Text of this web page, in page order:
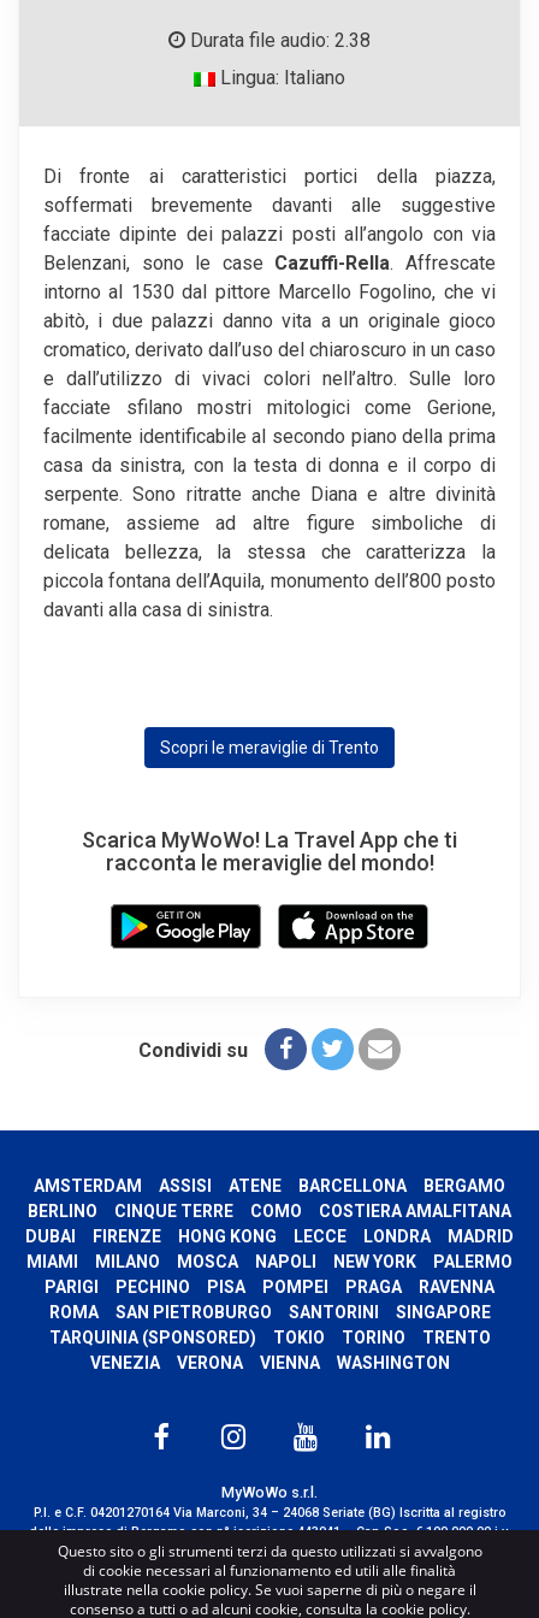
Durata file audio: 2.38
Lingua: Italiano
Di fronte ai caratteristici portici della piazza,
soffermati brevemente davanti alle suggestive
facciate dipinte dei palazzi posti all’angolo con via
Belenzani, sono le case Cazuffi-Rella. Affrescate
intorno al 1530 dal pittore Marcello Fogolino, che vi
abitò, i due palazzi danno vita a un originale gioco
cromatico, derivato dall’uso del chiaroscuro in un caso
e dall’utilizzo di vivaci colori nell’altro. Sulle loro
facciate sfilano mostri mitologici come Gerione,
facilmente identificabile al secondo piano della prima
casa da sinistra, con la testa di donna e il corpo di
serpente. Sono ritratte anche Diana e altre divinità
romane, assieme ad altre figure simboliche di
delicata bellezza, la stessa che caratterizza la
piccola fontana dell’Aquila, monumento dell’800 posto
davanti alla casa di sinistra.
Scopri le meraviglie di Trento
Scarica MyWoWo! La Travel App che ti
racconta le meraviglie del mondo!
Condividi su
AMSTERDAM ASSISI ATENE BARCELLONA
BERGAMO
BERLINO
CINQUE TERRE COMO
COSTIERA AMALFITANA
DUBAI
FIRENZE HONG KONG LECCE LONDRA
MADRID
MIAMI
MILANO MOSCA NAPOLI NEW YORK
PALERMO
PARIGI
PECHINO PISA POMPEI PRAGA
RAVENNA
ROMA
SAN PIETROBURGO SANTORINI
SINGAPORE
TARQUINIA (SPONSORED)
TOKIO TORINO
TRENTO
VENEZIA
VERONA VIENNA WASHINGTON
MyWoWo s.r.l.
P.I. e C.F. 04201270164 Via Marconi, 34 – 24068 Seriate (BG) Iscritta al registro
delle imprese di Bergamo con n° iscrizione 443941 – Cap.Soc. € 100.000,00 i.v.
TERMS AND CONDITIONS-CREDITS
Questo sito o gli strumenti terzi da questo utilizzati si avvalgono
di cookie necessari al funzionamento ed utili alle finalità
illustrate nella cookie policy. Se vuoi saperne di più o negare il
consenso a tutti o ad alcuni cookie, consulta la cookie policy.